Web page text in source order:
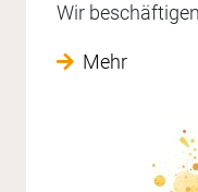
Wir
Mehr